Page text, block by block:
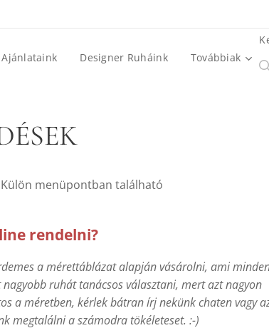
Designer Ruháink Továbbiak
Külön menüpontban található
rendelni?
a mérettáblázat alapján vásárolni, ami
ruhát tanácsos választani, mert azt nagyon
a méretben, kérlek bátran írj nekünk chaten vagy
megtalálni a számodra tökéleteset. :-)